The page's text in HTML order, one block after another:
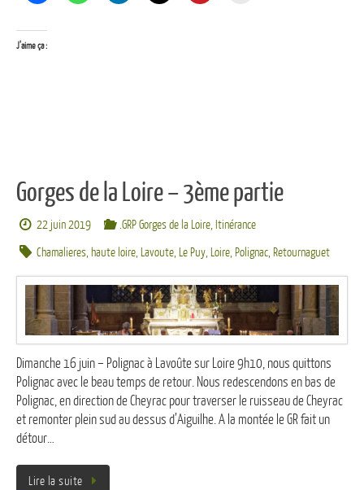
J’aime ça :
Gorges de la Loire – 3ème partie
22 juin 2019 .GRP Gorges de la Loire, Itinérance
Chamalieres, haute loire, Lavoute, Le Puy, Loire, Polignac, Retournaguet
Dimanche 16 juin – Polignac à Lavoûte sur Loire 9h10, nous quittons
Polignac avec le beau temps de retour. Nous redescendons en bas de
Polignac, en direction de Cheyrac pour traverser le ruisseau de Cheyrac
et remonter plein sud au dessus d’Aiguilhe. A la montée le GR fait un
détour…
Lire la suite